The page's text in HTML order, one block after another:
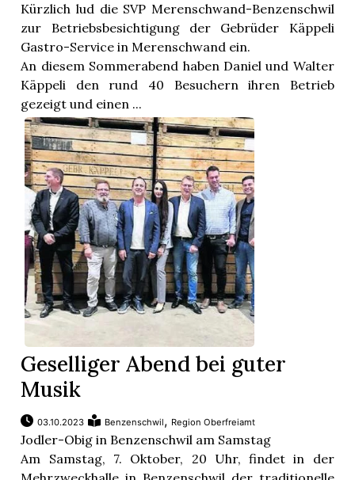
Kürzlich lud die SVP Merenschwand-Benzenschwil
zur Betriebsbesichtigung der Gebrüder Käppeli
Gastro-Service in Merenschwand ein.
An diesem Sommerabend haben Daniel und Walter
Käppeli den rund 40 Besuchern ihren Betrieb
gezeigt und einen ...
Geselliger Abend bei guter
Musik
03.10.2023 Benzenschwil, Region Oberfreiamt
Jodler-Obig in Benzenschwil am Samstag
Am Samstag, 7. Oktober, 20 Uhr, findet in der